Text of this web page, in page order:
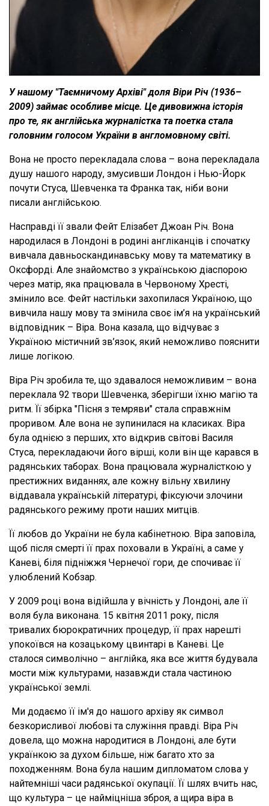
У нашому "Таємничому Архіві" доля Віри Річ (1936–
2009) займає особливе місце. Це дивовижна історія
про те, як англійська журналістка та поетка стала
головним голосом України в англомовному світі.
Вона не просто перекладала слова – вона перекладала
душу нашого народу, змусивши Лондон і Нью-Йорк
почути Стуса, Шевченка та Франка так, ніби вони
писали англійською.
Насправді її звали Фейт Елізабет Джоан Річ. Вона
народилася в Лондоні в родині англіканців і спочатку
вивчала давньоскандинавську мову та математику в
Оксфорді. Але знайомство з українською діаспорою
через матір, яка працювала в Червоному Хресті,
змінило все. Фейт настільки захопилася Україною, що
вивчила нашу мову та змінила своє ім’я на український
відповідник – Віра. Вона казала, що відчуває з
Україною містичний зв’язок, який неможливо пояснити
лише логікою.
Віра Річ зробила те, що здавалося неможливим – вона
переклала 92 твори Шевченка, зберігши їхню магію та
ритм. Її збірка "Пісня з темряви" стала справжнім
проривом. Але вона не зупинилася на класиках. Віра
була однією з перших, хто відкрив світові Василя
Стуса, перекладаючи його вірші, коли він ще карався в
радянських таборах. Вона працювала журналісткою у
престижних виданнях, але кожну вільну хвилину
віддавала українській літературі, фіксуючи злочини
радянського режиму проти наших митців.
Її любов до України не була кабінетною. Віра заповіла,
щоб після смерті її прах поховали в Україні, а саме у
Каневі, біля підніжжя Чернечої гори, де спочиває її
улюблений Кобзар.
У 2009 році вона відійшла у вічність у Лондоні, але її
воля була виконана. 15 квітня 2011 року, після
тривалих бюрократичних процедур, її прах нарешті
упокоївся на козацькому цвинтарі в Каневі. Це
сталося символічно – англійка, яка все життя будувала
мости між культурами, назавжди стала частиною
української землі.
Ми додаємо її ім'я до нашого архіву як символ
безкорисливої любові та служіння правді. Віра Річ
довела, що можна народитися в Лондоні, але бути
українкою за духом більше, ніж багато хто за
походженням. Вона була нашим дипломатом слова у
найтемніші часи радянської окупації. Її шлях вчить нас,
що культура – це найміцніша зброя, а щира віра в